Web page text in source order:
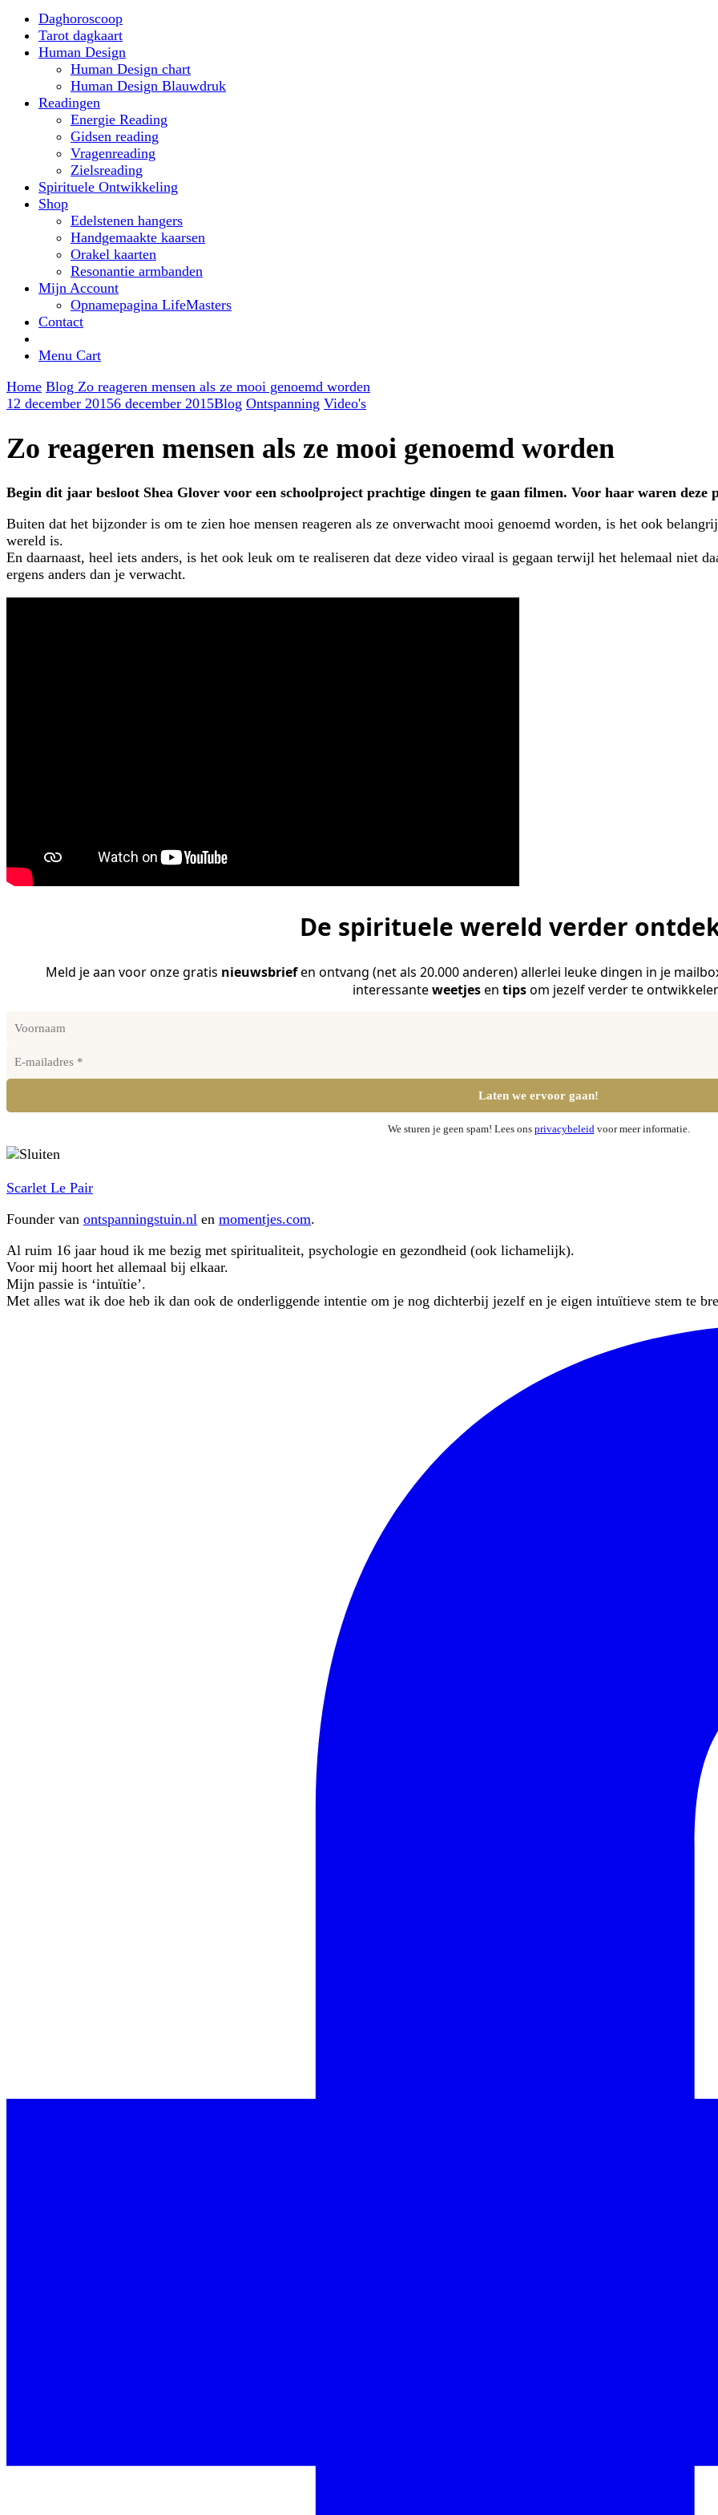
Daghoroscoop
Tarot dagkaart
Human Design
Human Design chart
Human Design Blauwdruk
Readingen
Energie Reading
Gidsen reading
Vragenreading
Zielsreading
Spirituele Ontwikkeling
Shop
Edelstenen hangers
Handgemaakte kaarsen
Orakel kaarten
Resonantie armbanden
Mijn Account
Opnamepagina LifeMasters
Contact
Menu Cart
Home Blog Zo reageren mensen als ze mooi genoemd worden
12 december 20156 december 2015Blog Ontspanning Video's
Zo reageren mensen als ze mooi genoemd worden
Begin dit jaar besloot Shea Glover voor een schoolproject prachtige dingen te gaan filmen. Voor haar waren
Buiten dat het bijzonder is om te zien hoe mensen reageren als ze onverwacht mooi genoemd worden, is het ook
wereld is.
En daarnaast, heel iets anders, is het ook leuk om te realiseren dat deze video viraal is gegaan terwijl het helemaal niet
ergens anders dan je verwacht.
De spirituele wereld verder
Meld je aan voor onze gratis nieuwsbriefen ontvang (net als 20.000 anderen) allerlei leuke dingen in je
interessanteweetjesen tipsom jezelf verder te
We sturen je geen spam! Lees ons privacybeleidvoor meer informatie.
Scarlet Le Pair
Founder van ontspanningstuin.nl en momentjes.com.
Al ruim 16 jaar houd ik me bezig met spiritualiteit, psychologie en gezondheid (ook lichamelijk).
Voor mij hoort het allemaal bij elkaar.
Mijn passie is ‘intuïtie’.
Met alles wat ik doe heb ik dan ook de onderliggende intentie om je nog dichterbij jezelf en je eigen intuïtieve stem te